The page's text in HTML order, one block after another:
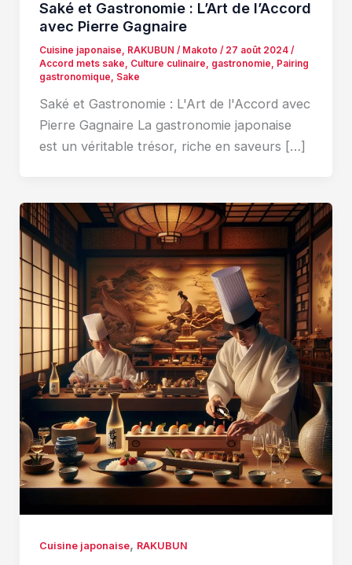
Saké et Gastronomie : L’Art de l’Accord
avec Pierre Gagnaire
Cuisine japonaise, RAKUBUN / Makoto / 27 août 2024 /
Accord mets sake, Culture culinaire, gastronomie, Pairing
gastronomique, Sake
Saké et Gastronomie : L'Art de l'Accord avec
Pierre Gagnaire La gastronomie japonaise
est un véritable trésor, riche en saveurs […]
Cuisine japonaise, RAKUBUN